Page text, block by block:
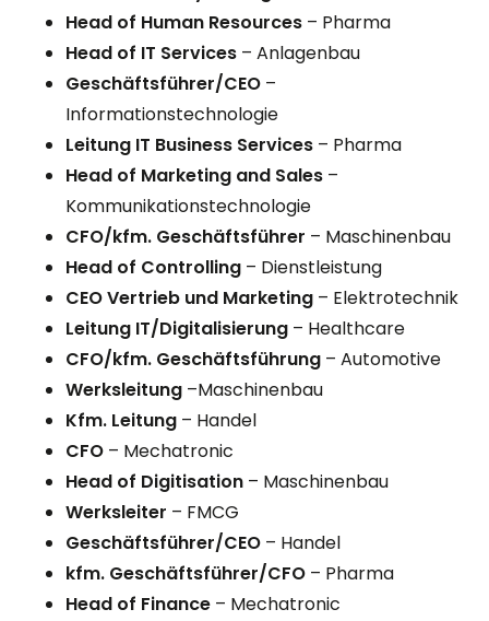
Head of Human Resources – Pharma
Head of IT Services – Anlagenbau
Geschäftsführer/CEO –
Informationstechnologie
Leitung IT Business Services – Pharma
Head of Marketing and Sales –
Kommunikationstechnologie
CFO/kfm. Geschäftsführer – Maschinenbau
Head of Controlling – Dienstleistung
CEO Vertrieb und Marketing – Elektrotechnik
Leitung IT/Digitalisierung – Healthcare
CFO/kfm. Geschäftsführung – Automotive
Werksleitung –Maschinenbau
Kfm. Leitung – Handel
CFO – Mechatronic
Head of Digitisation – Maschinenbau
Werksleiter – FMCG
Geschäftsführer/CEO – Handel
kfm. Geschäftsführer/CFO – Pharma
Head of Finance – Mechatronic